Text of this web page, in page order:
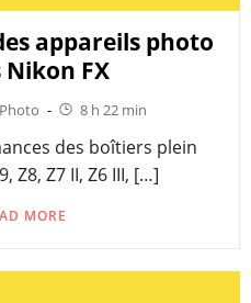
appareils photo
FX
- 8 h 22 min
des boîtiers plein
Z8, Z7 II, Z6 III, […]
MORE